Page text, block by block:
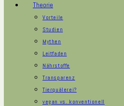
Theorie
Vorteile
Studien
Mythen
Leitfaden
Nährstoffe
Transparenz
Tierquälerei?
vegan vs. konventionell